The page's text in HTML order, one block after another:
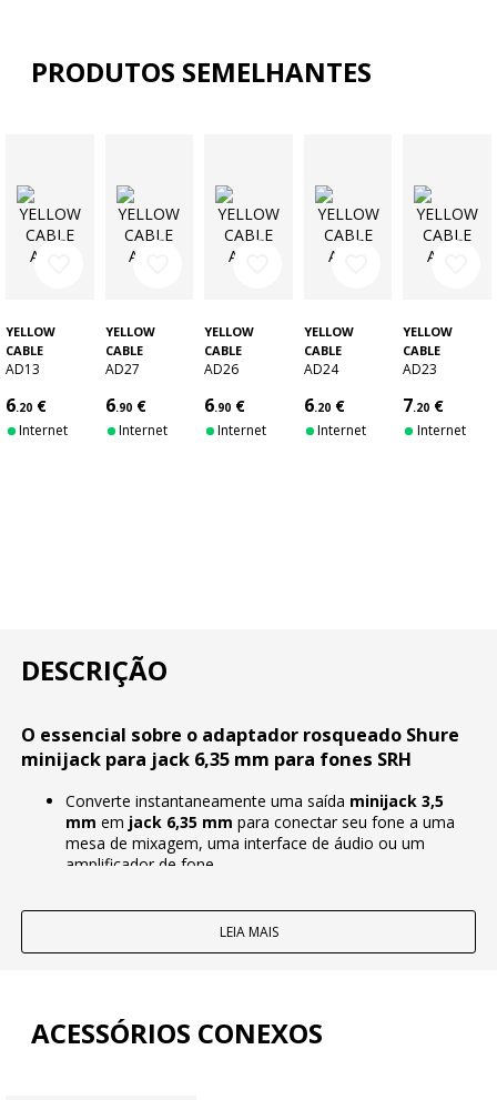
PRODUTOS SEMELHANTES
YELLOW
CABLE
AD13
6.20 €
Internet
YELLOW
CABLE
AD27
6.90€
Internet
YELLOW
CABLE
AD26
6.90 €
Internet
YELLOW
CABLE
AD24
6.20€
Internet
YELLOW
CABLE
AD23
7.20 €
Internet
DESCRIÇÃO
O essencial sobre o adaptador rosqueado Shure
minijack para jack 6,35 mm para fones SRH
Converte instantaneamente uma saída minijack 3,5
mm em jack 6,35 mm para conectar seu fone a uma
mesa de mixagem, uma interface de áudio ou um
amplificador de fone
entrada do fone para limitar falsos contatos e
desconexões acidentais
Projetado para os fones ShureSRH240A,SRH440,
um flight case, capa de fone ou bolsa de acessórios
LEIA MAIS
ACESSÓRIOS CONEXOS